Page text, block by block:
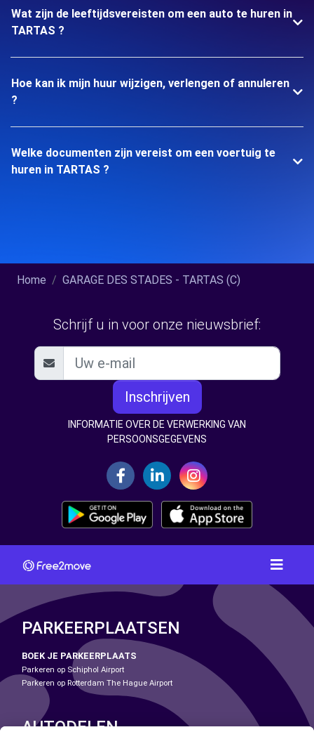
Wat zijn de leeftijdsvereisten om een auto te huren in
TARTAS ?
Hoe kan ik mijn huur wijzigen, verlengen of annuleren
?
Welke documenten zijn vereist om een voertuig te
huren in TARTAS ?
Home GARAGE DES STADES - TARTAS (C)
Schrijf u in voor onze nieuwsbrief:
Inschrijven
INFORMATIE OVER DE VERWERKING VAN
PERSOONSGEGEVENS
PARKEERPLAATSEN
BOEK JE PARKEERPLAATS
Parkeren op Schiphol Airport
Parkeren op Rotterdam The Hague Airport
AUTODELEN